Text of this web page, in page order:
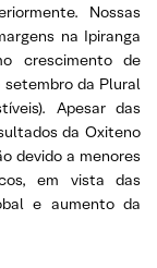
Nossas
na Ipiranga
crescimento de
setembro da Plural
Apesar das
da Oxiteno
devido a menores
em vista das
e aumento da